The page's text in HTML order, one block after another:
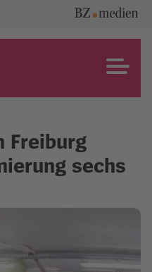
Freiburg
sechs